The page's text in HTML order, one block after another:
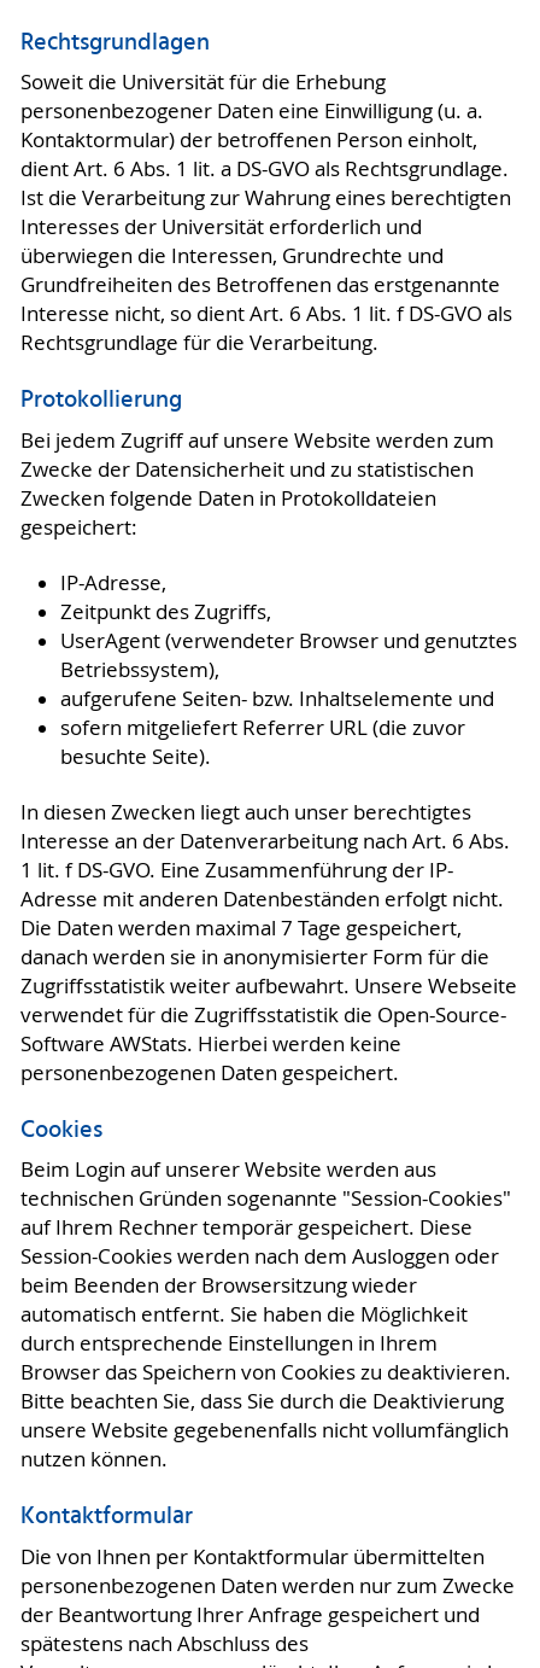
Rechtsgrundlagen
Soweit die Universität für die Erhebung
personenbezogener Daten eine Einwilligung (u. a.
Kontaktormular) der betroffenen Person einholt,
dient Art. 6 Abs. 1 lit. a DS-GVO als Rechtsgrundlage.
Ist die Verarbeitung zur Wahrung eines berechtigten
Interesses der Universität erforderlich und
überwiegen die Interessen, Grundrechte und
Grundfreiheiten des Betroffenen das erstgenannte
Interesse nicht, so dient Art. 6 Abs. 1 lit. f DS-GVO als
Rechtsgrundlage für die Verarbeitung.
Protokollierung
Bei jedem Zugriff auf unsere Website werden zum
Zwecke der Datensicherheit und zu statistischen
Zwecken folgende Daten in Protokolldateien
gespeichert:
IP-Adresse,
Zeitpunkt des Zugriffs,
UserAgent (verwendeter Browser und genutztes
Betriebssystem),
aufgerufene Seiten- bzw. Inhaltselemente und
sofern mitgeliefert Referrer URL (die zuvor
besuchte Seite).
In diesen Zwecken liegt auch unser berechtigtes
Interesse an der Datenverarbeitung nach Art. 6 Abs.
1 lit. f DS-GVO. Eine Zusammenführung der IP-
Adresse mit anderen Datenbeständen erfolgt nicht.
Die Daten werden maximal 7 Tage gespeichert,
danach werden sie in anonymisierter Form für die
Zugriffsstatistik weiter aufbewahrt. Unsere Webseite
verwendet für die Zugriffsstatistik die Open-Source-
Software AWStats. Hierbei werden keine
personenbezogenen Daten gespeichert.
Cookies
Beim Login auf unserer Website werden aus
technischen Gründen sogenannte "Session-Cookies"
auf Ihrem Rechner temporär gespeichert. Diese
Session-Cookies werden nach dem Ausloggen oder
beim Beenden der Browsersitzung wieder
automatisch entfernt. Sie haben die Möglichkeit
durch entsprechende Einstellungen in Ihrem
Browser das Speichern von Cookies zu deaktivieren.
Bitte beachten Sie, dass Sie durch die Deaktivierung
unsere Website gegebenenfalls nicht vollumfänglich
nutzen können.
Kontaktformular
Die von Ihnen per Kontaktformular übermittelten
personenbezogenen Daten werden nur zum Zwecke
der Beantwortung Ihrer Anfrage gespeichert und
spätestens nach Abschluss des